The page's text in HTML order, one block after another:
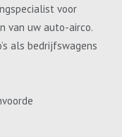
voor
van uw auto-airco.
als bedrijfswagens